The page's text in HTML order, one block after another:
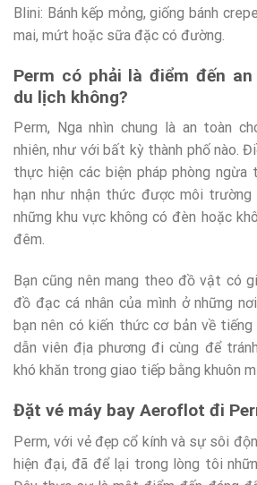
Blini: Bánh kếp mỏng, giống bánh
mai, mứt hoặc sữa đặc có đường.
Perm có phải là điểm đến
du lịch không?
Perm, Nga nhìn chung là an toàn
nhiên, như với bất kỳ thành phố nào.
thực hiện các biện pháp phòng ngừa
hạn như nhận thức được môi trường
những khu vực không có đèn hoặc
đêm.
Bạn cũng nên mang theo đồ vật có
đồ đạc cá nhân của mình ở những
bạn nên có kiến ​​thức cơ bản về tiếng
dẫn viên địa phương đi cùng để
khó khăn trong giao tiếp bằng khuôn
Đặt vé máy bay Aeroflot đi
Perm, với vẻ đẹp cổ kính và sự sôi
hiện đại, đã để lại trong lòng tôi